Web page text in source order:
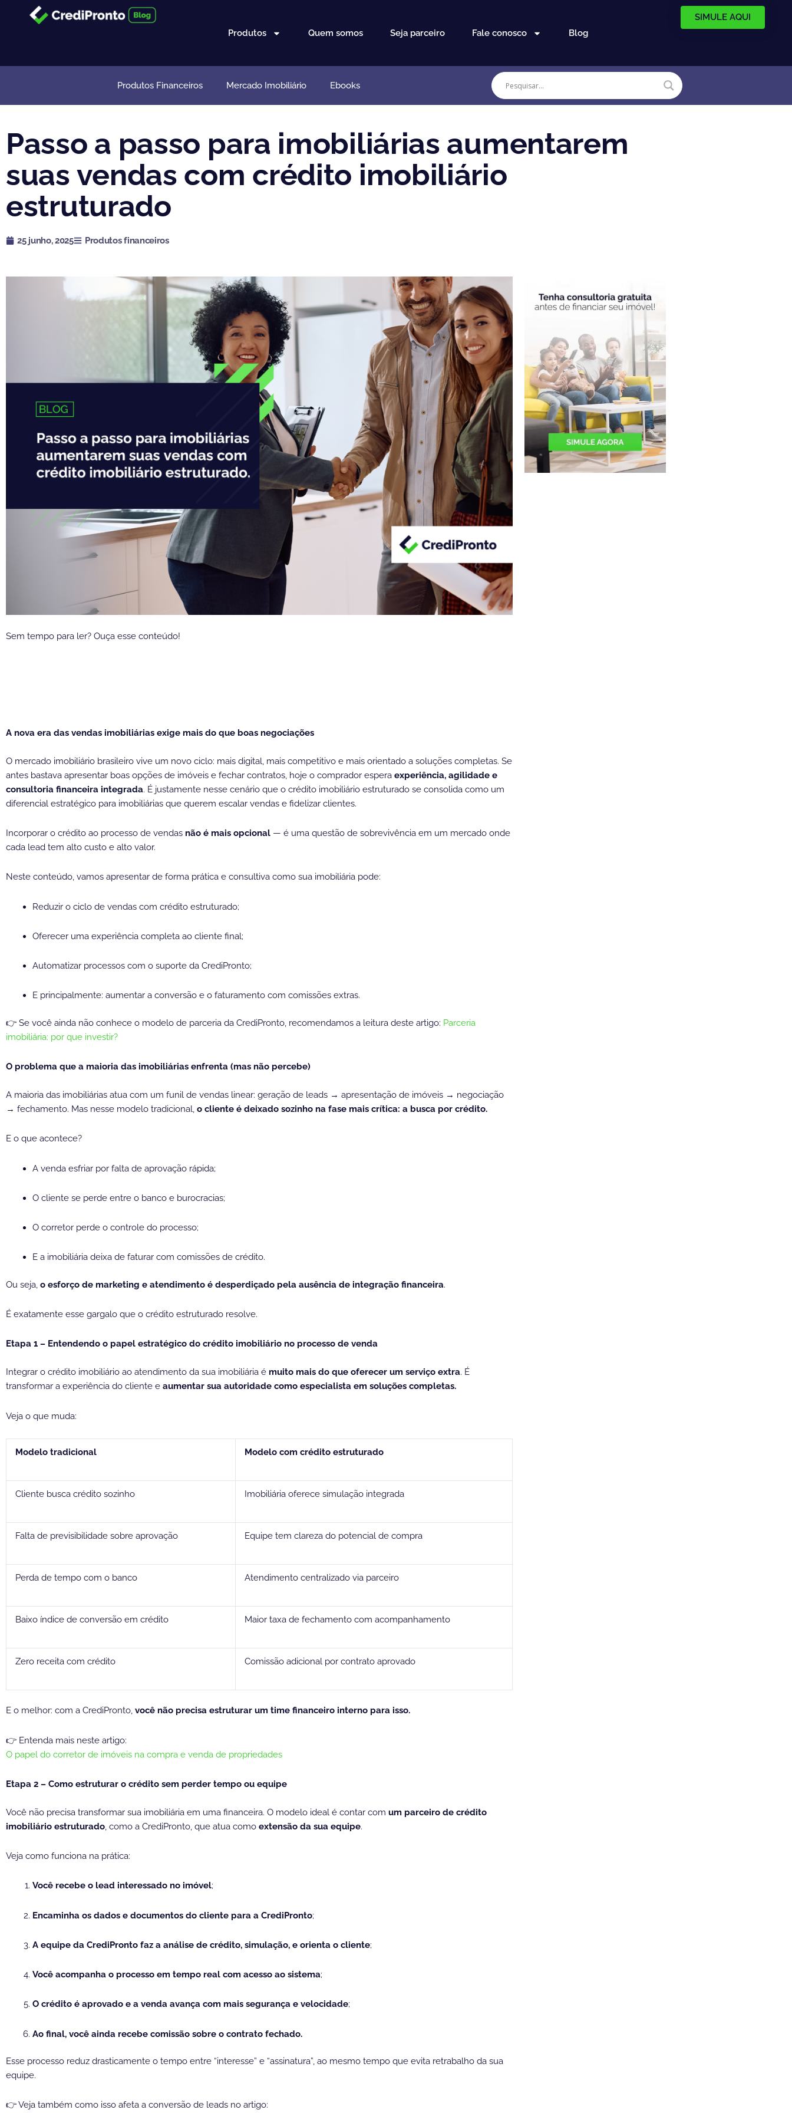
Produtos Quem somos Seja parceiro Fale conosco Blog
SIMULE AQUI
Produtos Financeiros Mercado Imobiliário Ebooks
Passo a passo para imobiliárias aumentarem
suas vendas com crédito imobiliário
estruturado
25 junho, 2025 Produtos financeiros
Sem tempo para ler? Ouça esse conteúdo!
A nova era das vendas imobiliárias exige mais do que boas negociações
O mercado imobiliário brasileiro vive um novo ciclo: mais digital, mais competitivo e mais orientado a soluções completas. Se
antes bastava apresentar boas opções de imóveis e fechar contratos, hoje o comprador espera experiência, agilidade e
consultoria financeira integrada. É justamente nesse cenário que o crédito imobiliário estruturado se consolida como um
diferencial estratégico para imobiliárias que querem escalar vendas e fidelizar clientes.
Incorporar o crédito ao processo de vendas não é mais opcional — é uma questão de sobrevivência em um mercado onde
cada lead tem alto custo e alto valor.
Neste conteúdo, vamos apresentar de forma prática e consultiva como sua imobiliária pode:
Reduzir o ciclo de vendas com crédito estruturado;
Oferecer uma experiência completa ao cliente final;
Automatizar processos com o suporte da CrediPronto;
E principalmente: aumentar a conversão e o faturamento com comissões extras.
👉 Se você ainda não conhece o modelo de parceria da CrediPronto, recomendamos a leitura deste artigo: Parceria
imobiliária: por que investir?
O problema que a maioria das imobiliárias enfrenta (mas não percebe)
A maioria das imobiliárias atua com um funil de vendas linear: geração de leads → apresentação de imóveis → negociação
→ fechamento. Mas nesse modelo tradicional, o cliente é deixado sozinho na fase mais crítica: a busca por crédito.
E o que acontece?
A venda esfriar por falta de aprovação rápida;
O cliente se perde entre o banco e burocracias;
O corretor perde o controle do processo;
E a imobiliária deixa de faturar com comissões de crédito.
Ou seja, o esforço de marketing e atendimento é desperdiçado pela ausência de integração financeira.
É exatamente esse gargalo que o crédito estruturado resolve.
Etapa 1 – Entendendo o papel estratégico do crédito imobiliário no processo de venda
Integrar o crédito imobiliário ao atendimento da sua imobiliária é muito mais do que oferecer um serviço extra. É
transformar a experiência do cliente e aumentar sua autoridade como especialista em soluções completas.
Veja o que muda:
Modelo tradicional Modelo com crédito estruturado
Cliente busca crédito sozinho Imobiliária oferece simulação integrada
Falta de previsibilidade sobre aprovação Equipe tem clareza do potencial de compra
Perda de tempo com o banco Atendimento centralizado via parceiro
Baixo índice de conversão em crédito Maior taxa de fechamento com acompanhamento
Zero receita com crédito Comissão adicional por contrato aprovado
E o melhor: com a CrediPronto, você não precisa estruturar um time financeiro interno para isso.
👉 Entenda mais neste artigo:
O papel do corretor de imóveis na compra e venda de propriedades
Etapa 2 – Como estruturar o crédito sem perder tempo ou equipe
Você não precisa transformar sua imobiliária em uma financeira. O modelo ideal é contar com um parceiro de crédito
imobiliário estruturado, como a CrediPronto, que atua como extensão da sua equipe.
Veja como funciona na prática:
Você recebe o lead interessado no imóvel;
Encaminha os dados e documentos do cliente para a CrediPronto;
A equipe da CrediPronto faz a análise de crédito, simulação, e orienta o cliente;
Você acompanha o processo em tempo real com acesso ao sistema;
O crédito é aprovado e a venda avança com mais segurança e velocidade;
Ao final, você ainda recebe comissão sobre o contrato fechado.
Esse processo reduz drasticamente o tempo entre “interesse” e “assinatura”, ao mesmo tempo que evita retrabalho da sua
equipe.
👉 Veja também como isso afeta a conversão de leads no artigo: